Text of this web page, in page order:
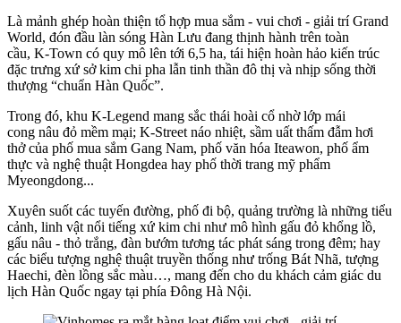
Là mảnh ghép hoàn thiện tổ hợp mua sắm - vui chơi - giải trí Grand
World, đón đầu làn sóng Hàn Lưu đang thịnh hành trên toàn
cầu, K-Town có quy mô lên tới 6,5 ha, tái hiện hoàn hảo kiến trúc
đặc trưng xứ sở kim chi pha lẫn tinh thần đô thị và nhịp sống thời
thượng “chuẩn Hàn Quốc”.
Trong đó, khu K-Legend mang sắc thái hoài cổ nhờ lớp mái
cong nâu đỏ mềm mại; K-Street náo nhiệt, sầm uất thấm đẫm hơi
thở của phố mua sắm Gang Nam, phố văn hóa Iteawon, phố ẩm
thực và nghệ thuật Hongdea hay phố thời trang mỹ phẩm
Myeongdong...
Xuyên suốt các tuyến đường, phố đi bộ, quảng trường là những tiểu
cảnh, linh vật nổi tiếng xứ kim chi như mô hình gấu đỏ khổng lồ,
gấu nâu - thỏ trắng, đàn bướm tương tác phát sáng trong đêm; hay
các biểu tượng nghệ thuật truyền thống như trống Bát Nhã, tượng
Haechi, đèn lồng sắc màu…, mang đến cho du khách cảm giác du
lịch Hàn Quốc ngay tại phía Đông Hà Nội.